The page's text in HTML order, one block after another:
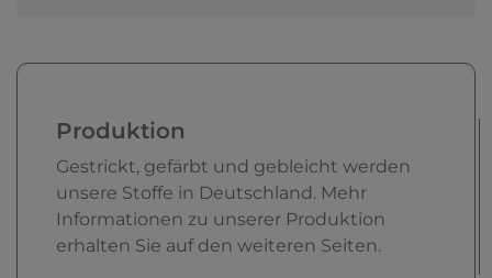
Produktion
Gestrickt, gefärbt und gebleicht werden
unsere Stoffe in Deutschland. Mehr
Informationen zu unserer Produktion
erhalten Sie auf den weiteren Seiten.